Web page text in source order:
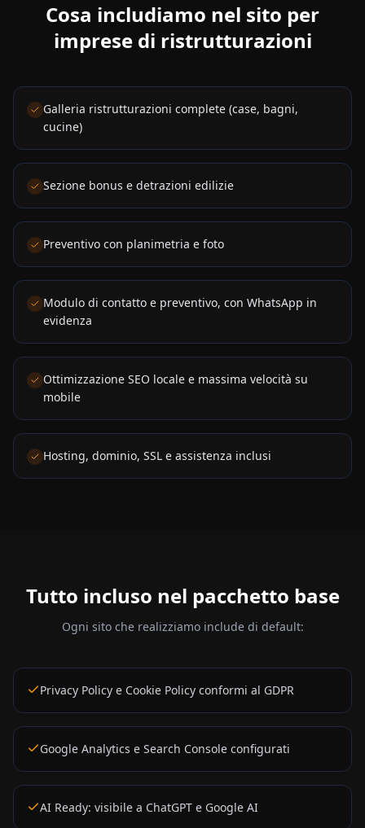
Cosa includiamo nel sito per
imprese di ristrutturazioni
Galleria ristrutturazioni complete (case, bagni,
cucine)
Sezione bonus e detrazioni edilizie
Preventivo con planimetria e foto
Modulo di contatto e preventivo, con WhatsApp in
evidenza
Ottimizzazione SEO locale e massima velocità su
mobile
Hosting, dominio, SSL e assistenza inclusi
Tutto incluso nel pacchetto base
Ogni sito che realizziamo include di default:
Privacy Policy e Cookie Policy conformi al GDPR
Google Analytics e Search Console configurati
AI Ready: visibile a ChatGPT e Google AI